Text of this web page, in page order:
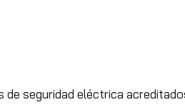
seguridad eléctrica